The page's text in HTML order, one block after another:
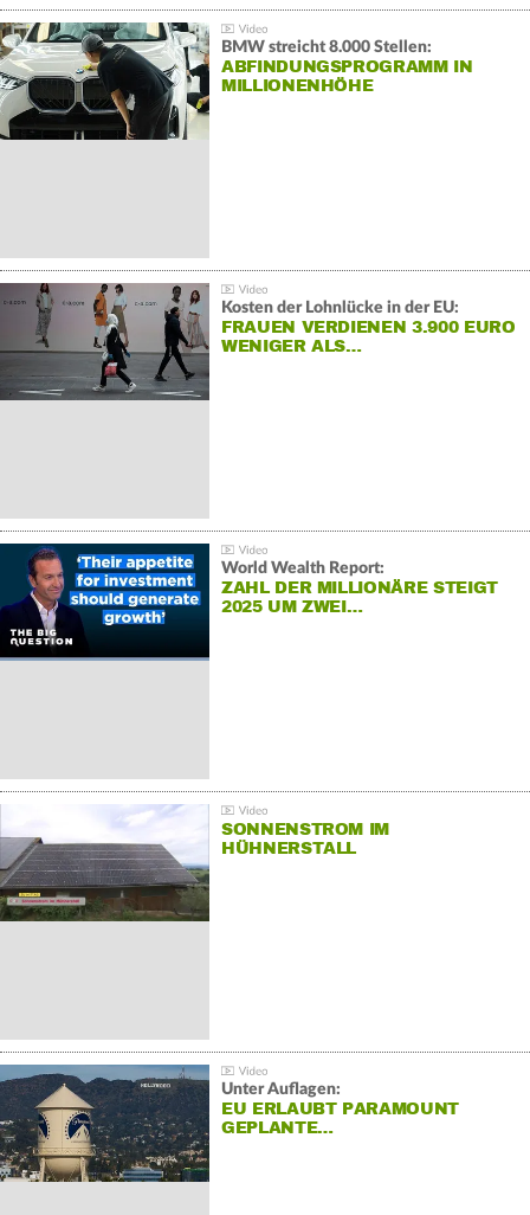
BMW streicht 8.000 Stellen:
ABFINDUNGSPROGRAMM IN
MILLIONENHÖHE
Kosten der Lohnlücke in der EU:
FRAUEN VERDIENEN 3.900 EURO
WENIGER ALS…
World Wealth Report:
ZAHL DER MILLIONÄRE STEIGT
2025 UM ZWEI…
SONNENSTROM IM
HÜHNERSTALL
Unter Auflagen:
EU ERLAUBT PARAMOUNT
GEPLANTE…